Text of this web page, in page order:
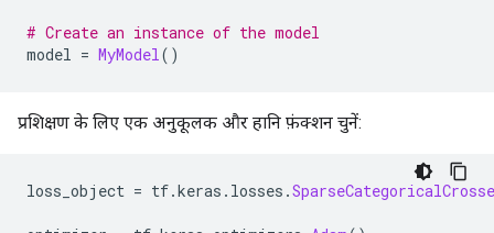
# Create an instance of the model
model = MyModel()
प्रशिक्षण के लिए एक अनुकूलक और हानि फ़ंक्शन चुनें:
loss_object = tf.keras . losses .